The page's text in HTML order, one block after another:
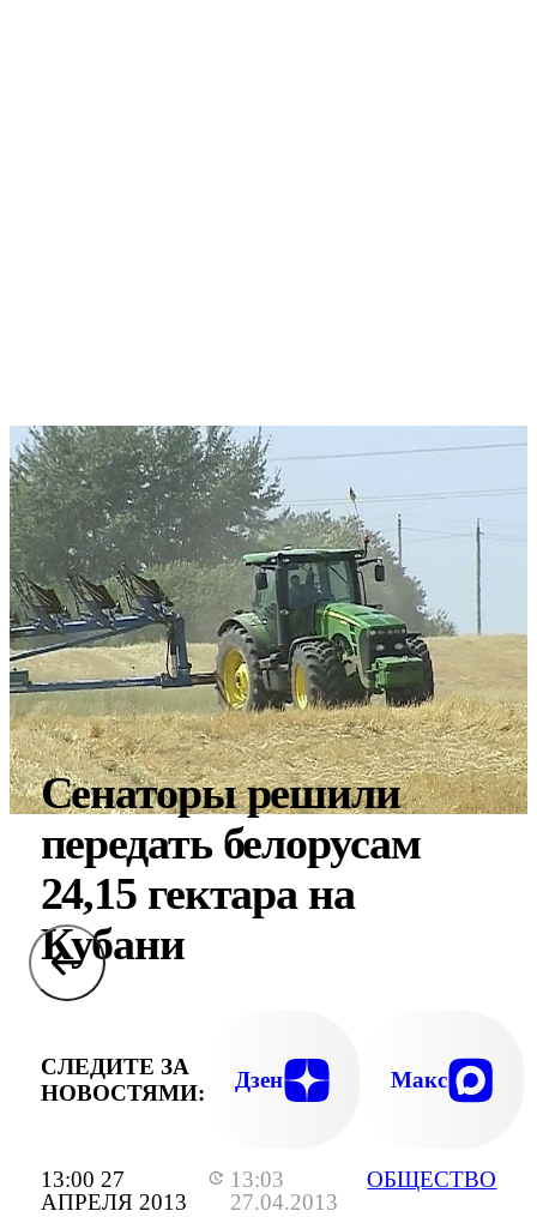
13:00 27
АПРЕЛЯ 2013
13:03
27.04.2013
ОБЩЕСТВО
Сенаторы решили
передать белорусам
24,15 гектара на
Кубани
СЛЕДИТЕ ЗА
НОВОСТЯМИ:
Дзен Макс